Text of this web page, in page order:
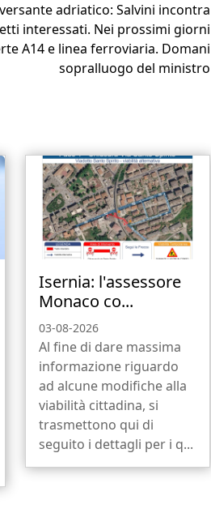
adriatico: Salvini incontra
interessati. Nei prossimi giorni
A14 e linea ferroviaria. Domani
sopralluogo del ministro
Isernia: l'assessore
Monaco co...
03-08-2026
Al fine di dare massima
informazione riguardo
ad alcune modifiche alla
viabilità cittadina, si
trasmettono qui di
seguito i dettagli per i q...